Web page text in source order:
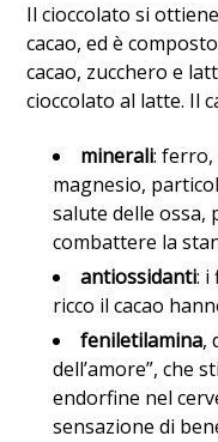
Il cioccolato si
cacao, ed è
cacao, zucchero e
cioccolato al latte. Il
minerali:
magnesio,
salute delle ossa,
combattere la
antiossidanti: i
ricco il cacao
feniletilamina,
dell’amore”, che
endorfine nel
sensazione di